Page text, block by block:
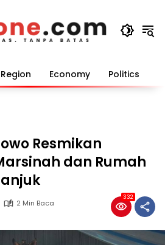
Region Economy Politics
Resmikan
dan Rumah
2 Min Baca
332